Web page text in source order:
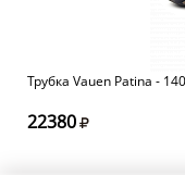
Трубка Vauen Patina -
22380